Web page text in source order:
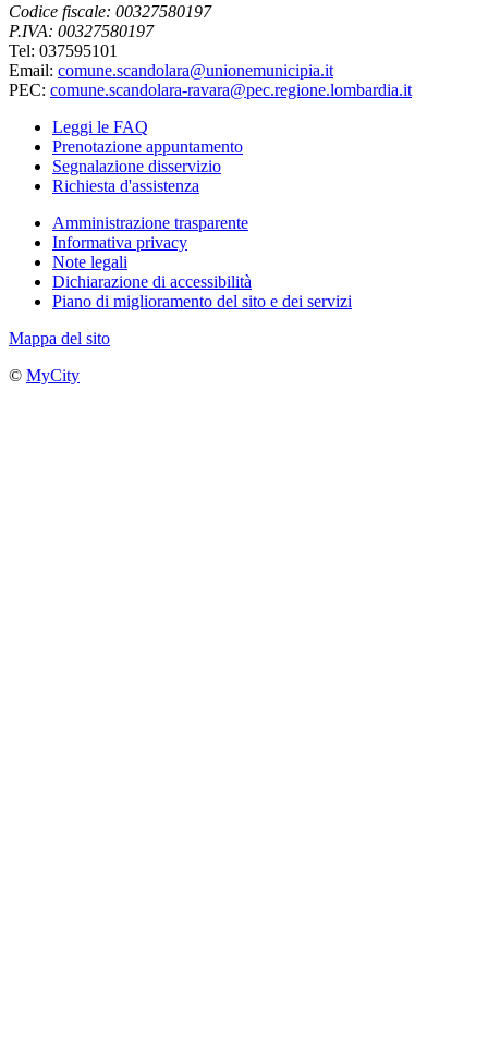
Codice fiscale: 00327580197
P.IVA: 00327580197
Tel: 037595101
Email: comune.scandolara@unionemunicipia.it
PEC: comune.scandolara-ravara@pec.regione.lombardia.it
Leggi le FAQ
Prenotazione appuntamento
Segnalazione disservizio
Richiesta d'assistenza
Amministrazione trasparente
Informativa privacy
Note legali
Dichiarazione di accessibilità
Piano di miglioramento del sito e dei servizi
Mappa del sito
© MyCity